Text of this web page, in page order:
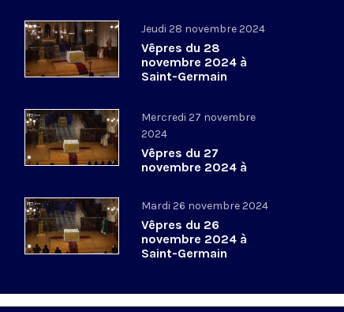
Jeudi 28 novembre 2024
Vêpres du 28
novembre 2024 à
Saint-Germain
Mercredi 27 novembre
2024
Vêpres du 27
novembre 2024 à
Mardi 26 novembre 2024
Vêpres du 26
novembre 2024 à
Saint-Germain